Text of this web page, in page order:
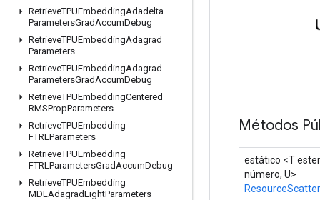
RetrieveTPUEmbeddingAdadelta
ParametersGradAccumDebug
RetrieveTPUEmbeddingAdagrad
Parameters
RetrieveTPUEmbeddingAdagrad
ParametersGradAccumDebug
RetrieveTPUEmbeddingCentered
RMSPropParameters
RetrieveTPUEmbedding
FTRLParameters
RetrieveTPUEmbedding
FTRLParametersGradAccumDebug
RetrieveTPUEmbedding
MDLAdagradLightParameters
Métodos
estático <T
número, U>